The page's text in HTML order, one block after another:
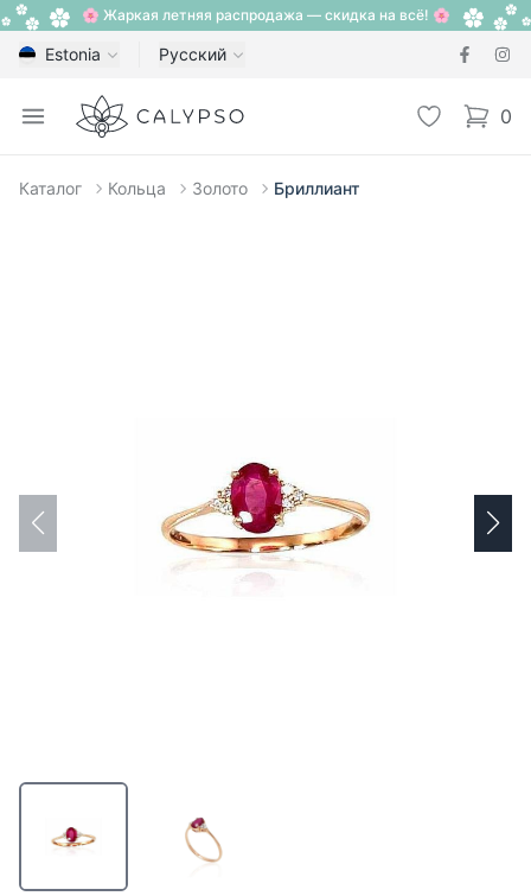
🌸 Жаркая летняя распродажа — скидка на всё! 🌸
Estonia Русский
Open menu
Calypso Избранное
0
items
Каталог Кольца Золото Бриллиант